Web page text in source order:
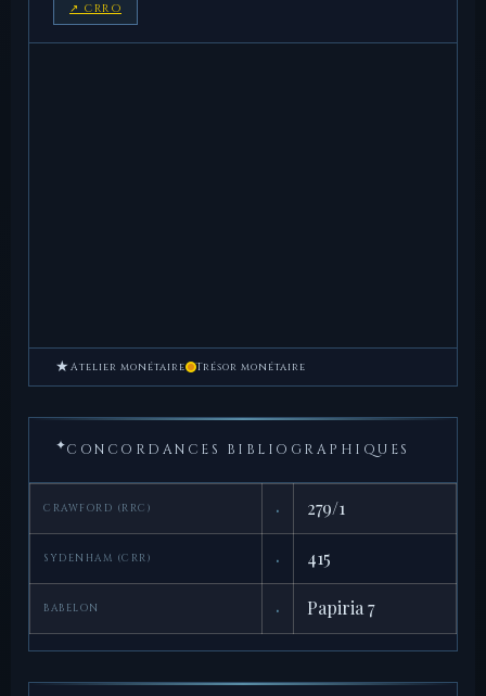
↗ CRRO
★ Atelier monétaire Trésor monétaire
✦CONCORDANCES BIBLIOGRAPHIQUES
CRAWFORD (RRC) · 279/1
SYDENHAM (CRR) · 415
BABELON · Papiria 7